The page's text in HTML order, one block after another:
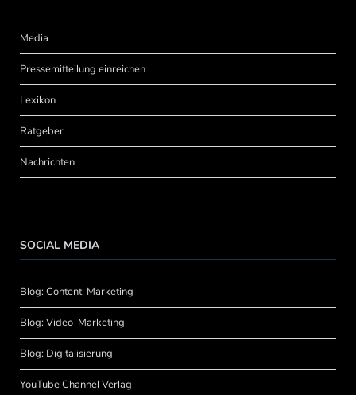
Media
Pressemitteilung einreichen
Lexikon
Ratgeber
Nachrichten
SOCIAL MEDIA
Blog: Content-Marketing
Blog: Video-Marketing
Blog: Digitalisierung
YouTube Channel Verlag